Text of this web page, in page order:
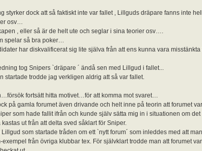
styrker dock att så faktiskt inte var fallet , Lillguds dräpare fanns inte
osv…
, eller så är de helt ute och seglar i sina teorier osv….
spelar så bra poker…
har diskvalificerat sig lite själva från att ens kunna vara
tog Snipers `dräpare ´ ändå sen med Lillgud i fallet...
startade trodde jag verkligen aldrig att så var fallet.
fortsätt hitta motivet…för att komma mot svaret…
på gamla forumet även drivande och helt inne på teorin att forumet
som hade fallit ifrån och kunde själv sätta mig in i situationen om
ut från att delta sved såklart för Sniper.
som startade tråden om ett `nytt forum´ som inleddes med att
från övriga klubbar tex. För självklart trodde man att forumet